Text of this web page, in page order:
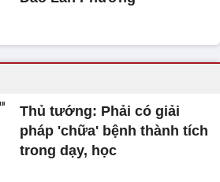
Thủ tướng: Phải có giải
pháp 'chữa' bệnh thành tích
trong dạy, học